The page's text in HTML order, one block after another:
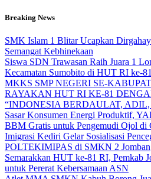
Skip
content
Breaking News
SMK Islam 1 Blitar Ucapkan
Semangat Kebhinekaan
Siswa SDN Trawasan Raih Juara 1
Kecamatan Sumobito di HUT RI ke-81
MKKS SMP NEGERI SE-
RAYAKAN HUT RI KE-81
“INDONESIA BERDAULAT,
Sasar Konsumen Energi Produktif,
BBM Gratis untuk Pengemudi Ojol di
Imigrasi Kediri Gelar Sosialisasi
POLTEKIMIPAS di SMKN 2
Semarakkan HUT ke-81 RI, Pemkab
untuk Pererat Kebersamaan ASN